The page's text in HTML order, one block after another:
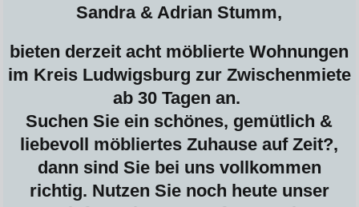
Sandra & Adrian Stumm,
bieten derzeit acht möblierte Wohnungen
im Kreis Ludwigsburg zur Zwischenmiete
ab 30 Tagen an.
Suchen Sie ein schönes, gemütlich &
liebevoll möbliertes Zuhause auf Zeit?,
dann sind Sie bei uns vollkommen
richtig. Nutzen Sie noch heute unser